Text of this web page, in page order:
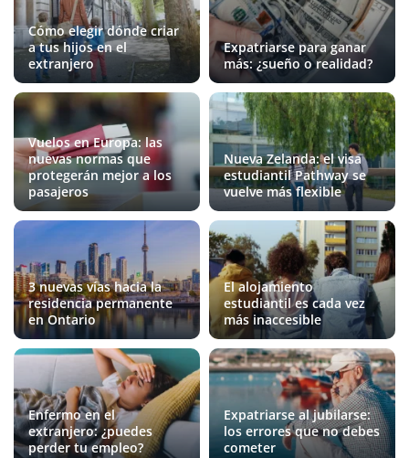
Cómo elegir dónde criar
a tus hijos en el
extranjero
Expatriarse para ganar
más: ¿sueño o realidad?
Vuelos en Europa: las
nuevas normas que
protegerán mejor a los
pasajeros
Nueva Zelanda: el visa
estudiantil Pathway se
vuelve más flexible
3 nuevas vías hacia la
residencia permanente
en Ontario
El alojamiento
estudiantil es cada vez
más inaccesible
Enfermo en el
extranjero: ¿puedes
perder tu empleo?
Expatriarse al jubilarse:
los errores que no debes
cometer